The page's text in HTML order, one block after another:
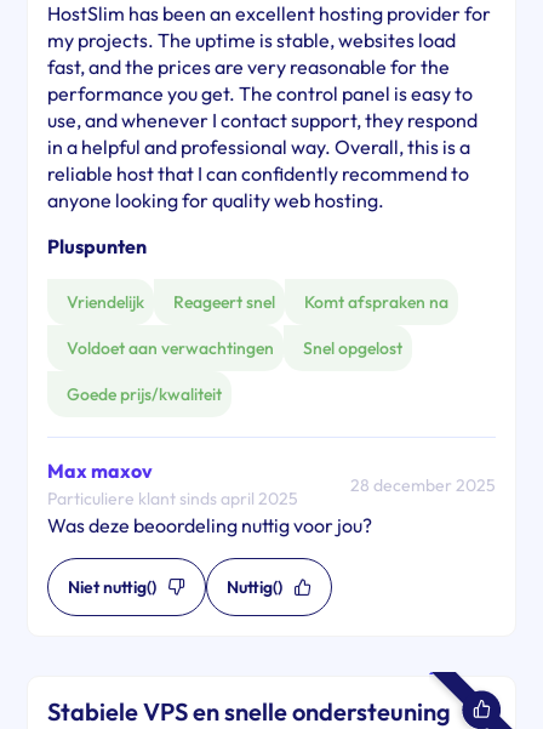
HostSlim has been an excellent hosting provider for
my projects. The uptime is stable, websites load
fast, and the prices are very reasonable for the
performance you get. The control panel is easy to
use, and whenever I contact support, they respond
in a helpful and professional way. Overall, this is a
reliable host that I can confidently recommend to
anyone looking for quality web hosting.
Pluspunten
Vriendelijk Reageert snel Komt afspraken na
Voldoet aan verwachtingen Snel opgelost
Goede prijs/kwaliteit
Max maxov
Particuliere klant sinds april 2025
28 december 2025
Was deze beoordeling nuttig voor jou?
Niet nuttig() Nuttig()
Stabiele VPS en snelle ondersteuning